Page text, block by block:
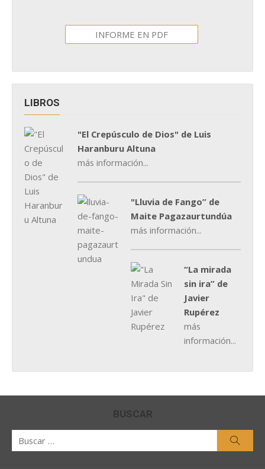
INFORME EN PDF
LIBROS
"El Crepúsculo de Dios" de Luis
Haranburu Altuna
más información...
"Lluvia de Fango” de
Maite Pagazaurtundúa
más información...
“La mirada
sin ira” de
Javier
Rupérez
más
información...
BUSCAR